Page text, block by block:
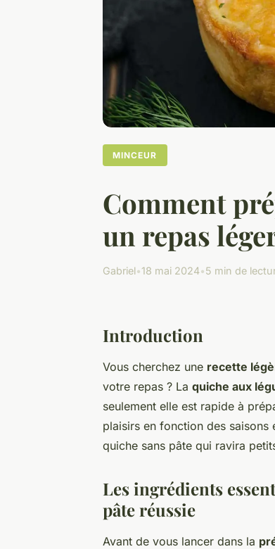
MINCEUR
Comment
un repas
Gabriel•18 mai 2024•5 min de
Introduction
Vous cherchez une recette
votre repas ? La quiche aux
seulement elle est rapide à
plaisirs en fonction des saisons
quiche sans pâte qui ravira
Les ingrédients
pâte réussie
Avant de vous lancer dans la